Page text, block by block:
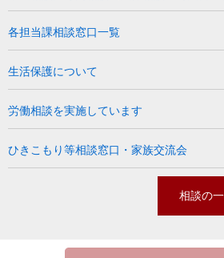
各担当課相談窓口一覧
生活保護について
労働相談を実施しています
ひきこもり等相談窓口・家族交流会
相談の